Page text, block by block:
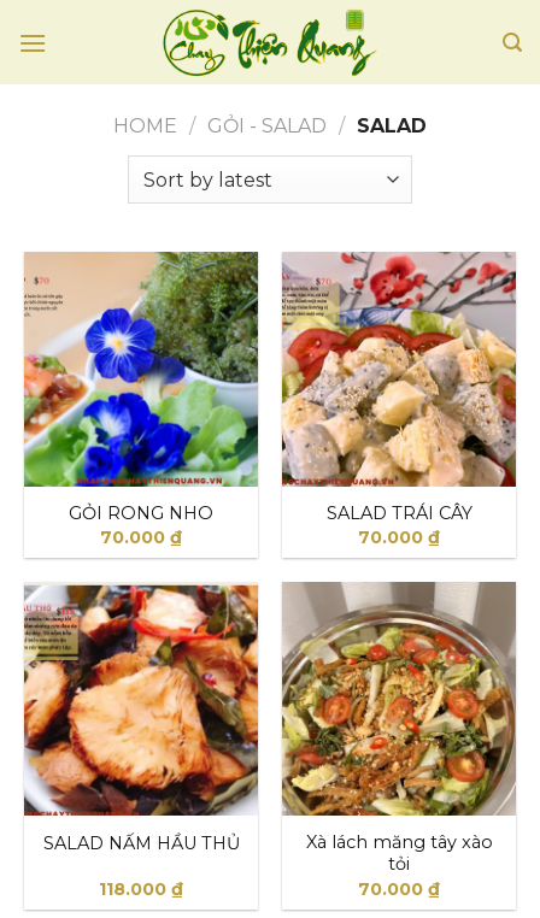
HOME / GỎI - SALAD / SALAD
GỎI RONG NHO
70.000 ₫
SALAD TRÁI CÂY
70.000 ₫
SALAD NẤM HẦU THỦ
118.000 ₫
Xà lách măng tây xào
tỏi
70.000 ₫